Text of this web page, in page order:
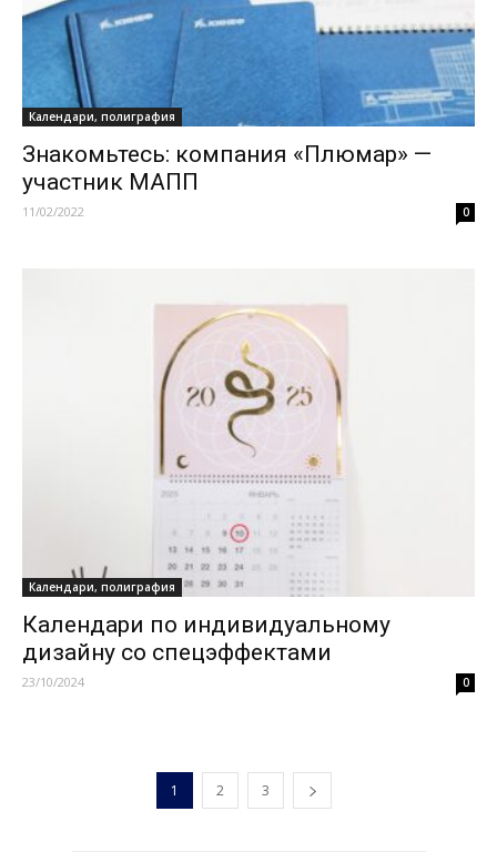
Календари, полиграфия
Знакомьтесь: компания «Плюмар» —
участник МАПП
11/02/2022 0
Календари, полиграфия
Календари по индивидуальному
дизайну со спецэффектами
23/10/2024 0
1 2 3